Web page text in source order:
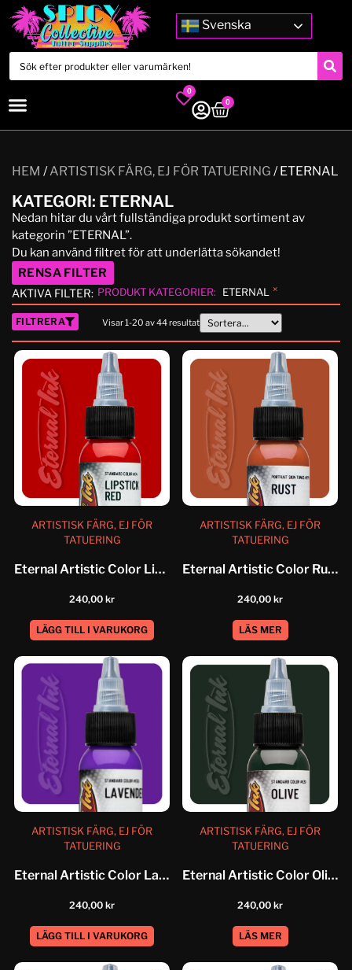
Svenska
0
0
HEM /ARTISTISK FÄRG, EJ FÖR TATUERING / ETERNAL
KATEGORI: ETERNAL
Nedan hitar du vårt fullständiga produkt sortiment av
kategorin ”ETERNAL”.
Du kan använd filtret för att underlätta sökandet!
RENSA FILTER
AKTIVA FILTER: PRODUKT KATEGORIER: ETERNAL ×
FILTRERA Visar1-20 av44resultat
ARTISTISK FÄRG, EJ FÖR
TATUERING
Eternal Artistic Color Lipstick Red
240,00 kr
LÄGG TILL I VARUKORG
ARTISTISK FÄRG, EJ FÖR
TATUERING
Eternal Artistic Color Rust
240,00 kr
LÄS MER
ARTISTISK FÄRG, EJ FÖR
TATUERING
Eternal Artistic Color Lavender
240,00 kr
LÄGG TILL I VARUKORG
ARTISTISK FÄRG, EJ FÖR
TATUERING
Eternal Artistic Color Olive
240,00 kr
LÄS MER